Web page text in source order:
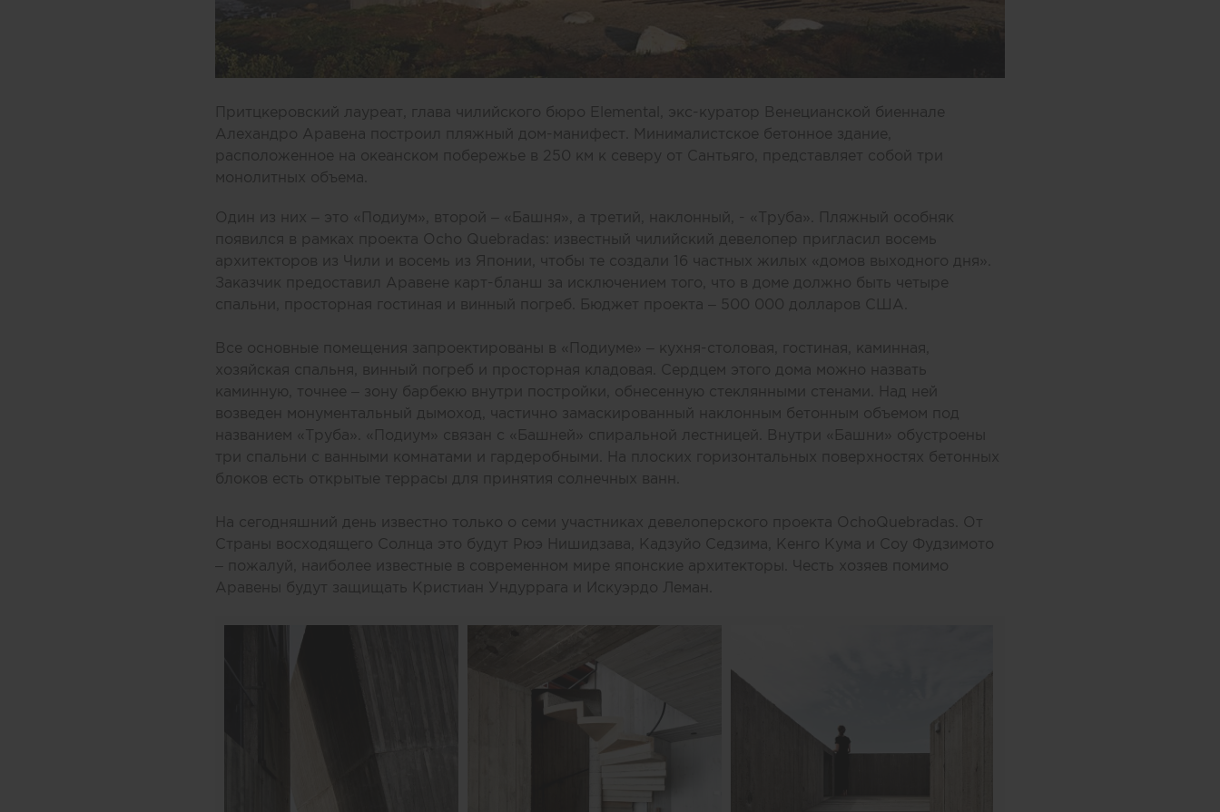
Притцкеровский лауреат, глава чилийского бюро Elemental, экс-куратор Венецианской биеннале
Алехандро Аравена построил пляжный дом-манифест. Минималистское бетонное здание,
расположенное на океанском побережье в 250 км к северу от Сантьяго, представляет собой три
монолитных объема.
Один из них – это «Подиум», второй – «Башня», а третий, наклонный, - «Труба». Пляжный особняк
появился в рамках проекта Ocho Quebradas: известный чилийский девелопер пригласил восемь
архитекторов из Чили и восемь из Японии, чтобы те создали 16 частных жилых «домов выходного дня».
Заказчик предоставил Аравене карт-бланш за исключением того, что в доме должно быть четыре
спальни, просторная гостиная и винный погреб. Бюджет проекта – 500 000 долларов США.
Все основные помещения запроектированы в «Подиуме» – кухня-столовая, гостиная, каминная,
хозяйская спальня, винный погреб и просторная кладовая. Сердцем этого дома можно назвать
каминную, точнее – зону барбекю внутри постройки, обнесенную стеклянными стенами. Над ней
возведен монументальный дымоход, частично замаскированный наклонным бетонным объемом под
названием «Труба». «Подиум» связан с «Башней» спиральной лестницей. Внутри «Башни» обустроены
три спальни с ванными комнатами и гардеробными. На плоских горизонтальных поверхностях бетонных
блоков есть открытые террасы для принятия солнечных ванн.
На сегодняшний день известно только о семи участниках девелоперского проекта OchoQuebradas. От
Страны восходящего Солнца это будут Рюэ Нишидзава, Кадзуйо Седзима, Кенго Кума и Соу Фудзимото
– пожалуй, наиболее известные в современном мире японские архитекторы. Честь хозяев помимо
Аравены будут защищать Кристиан Ундуррага и Искуэрдо Леман.